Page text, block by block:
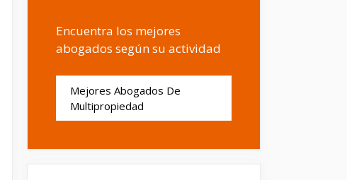
Encuentra los mejores
abogados según su actividad
Mejores Abogados De
Multipropiedad